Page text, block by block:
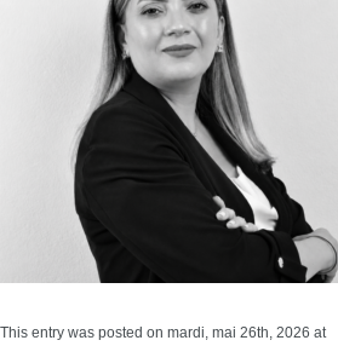
This entry was posted on mardi, mai 26th, 2026 at